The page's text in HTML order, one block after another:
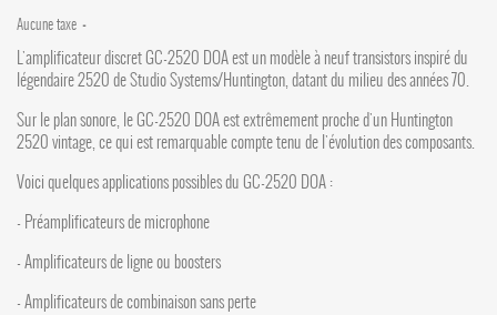
Aucune taxe
L'amplificateur discret GC-2520 DOA est un modèle à neuf transistors inspiré du
légendaire 2520 de Studio Systems/Huntington, datant du milieu des années 70.
Sur le plan sonore, le GC-2520 DOA est extrêmement proche d'un Huntington
2520 vintage, ce qui est remarquable compte tenu de l'évolution des composants.
Voici quelques applications possibles du GC-2520 DOA :
- Préamplificateurs de microphone
- Amplificateurs de ligne ou boosters
- Amplificateurs de combinaison sans perte